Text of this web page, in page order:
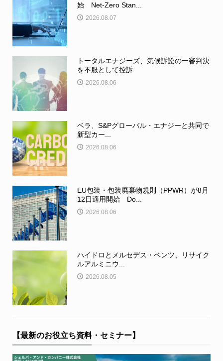
始 Net-Zero Stan...
2026.08.07
トータルエナジーズ、気候訴訟の一審判決
を不服として控訴
2026.08.06
ベラ、S&Pグローバル・エナジーと共同で
新型カー...
2026.08.06
EU包装・包装廃棄物規則（PPWR）が8月
12日適用開始 Do...
2026.08.06
ハイドロとメルセデス・ベンツ、リサイク
ルアルミニウ...
2026.08.05
【最新のお役立ち資料・セミナー】